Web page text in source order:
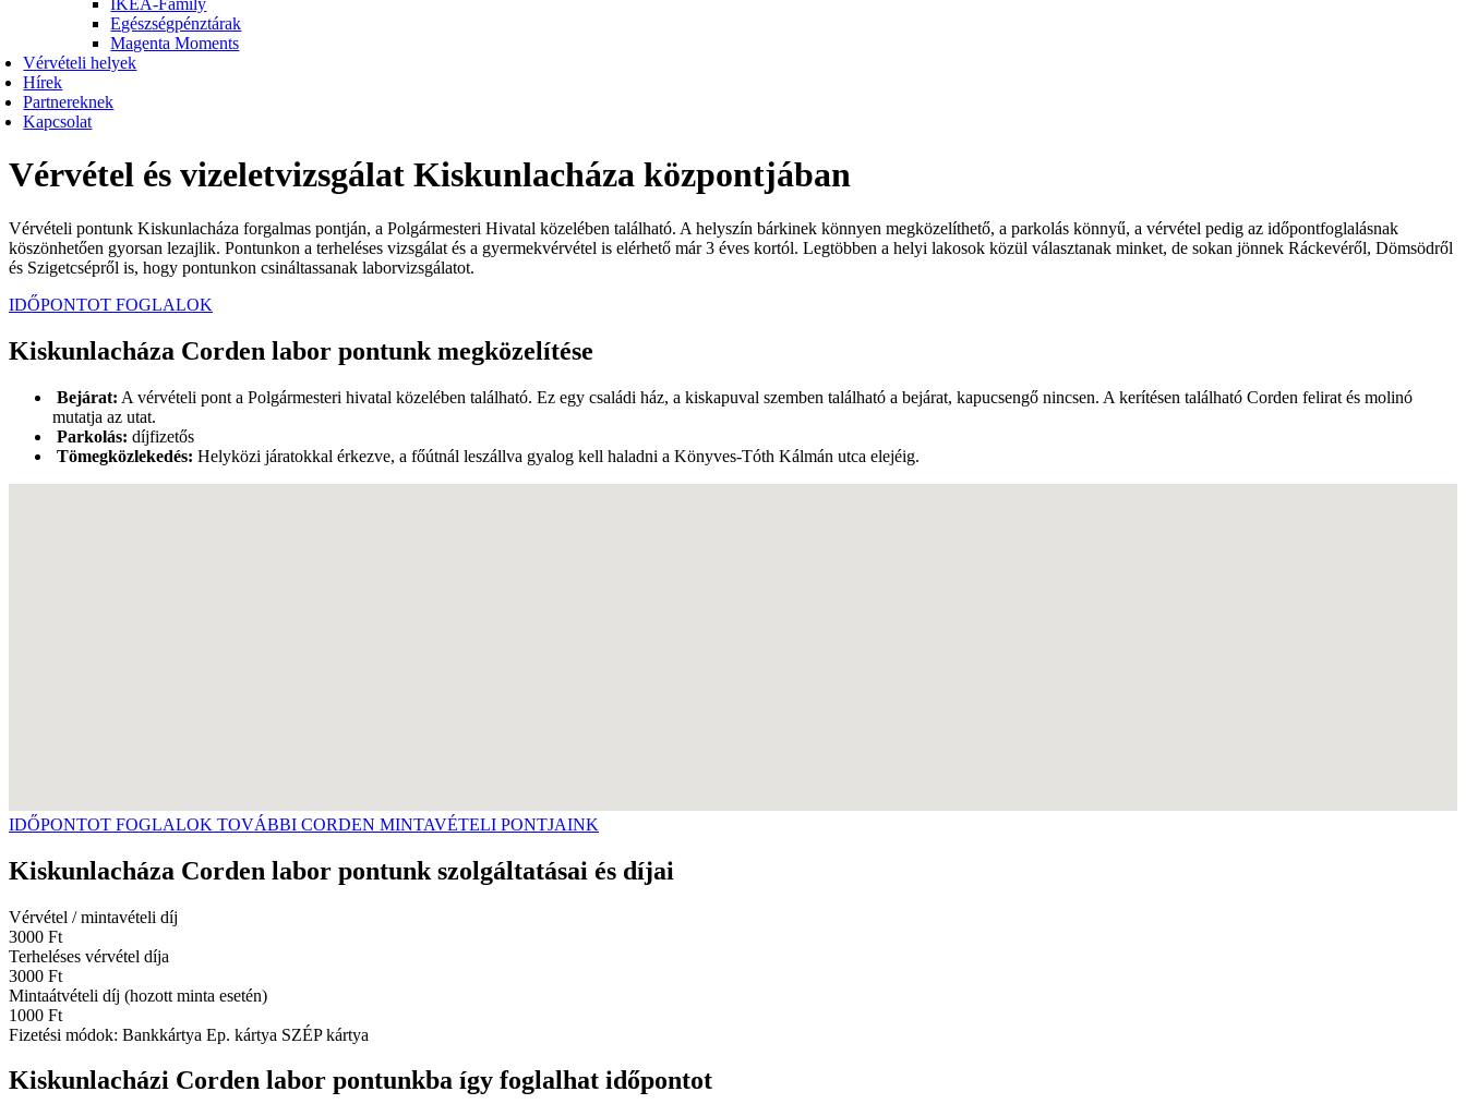
IKEA-Family
Egészségpénztárak
Magenta Moments
Vérvételi helyek
Hírek
Partnereknek
Kapcsolat
Vérvétel és vizeletvizsgálat Kiskunlacháza központjában
Vérvételi pontunk Kiskunlacháza forgalmas pontján, a Polgármesteri Hivatal közelében található. A helyszín bárkinek könnyen megközelíthető, a parkolás könnyű, a vérvétel pedig az időpontfoglalásnak
köszönhetően gyorsan lezajlik. Pontunkon a terheléses vizsgálat és a gyermekvérvétel is elérhető már 3 éves kortól. Legtöbben a helyi lakosok közül választanak minket, de sokan jönnek Ráckevéről, Dömsödről
és Szigetcsépről is, hogy pontunkon csináltassanak laborvizsgálatot.
IDŐPONTOT FOGLALOK
Kiskunlacháza Corden labor pontunk megközelítése
Bejárat: A vérvételi pont a Polgármesteri hivatal közelében található. Ez egy családi ház, a kiskapuval szemben található a bejárat, kapucsengő nincsen. A kerítésen található Corden felirat és molinó
mutatja az utat.
Parkolás: díjfizetős
Tömegközlekedés: Helyközi járatokkal érkezve, a főútnál leszállva gyalog kell haladni a Könyves-Tóth Kálmán utca elejéig.
IDŐPONTOT FOGLALOK TOVÁBBI CORDEN MINTAVÉTELI PONTJAINK
Kiskunlacháza Corden labor pontunk szolgáltatásai és díjai
Vérvétel / mintavételi díj
3000 Ft
Terheléses vérvétel díja
3000 Ft
Mintaátvételi díj (hozott minta esetén)
1000 Ft
Fizetési módok: Bankkártya Ep. kártya SZÉP kártya
Kiskunlacházi Corden labor pontunkba így foglalhat időpontot